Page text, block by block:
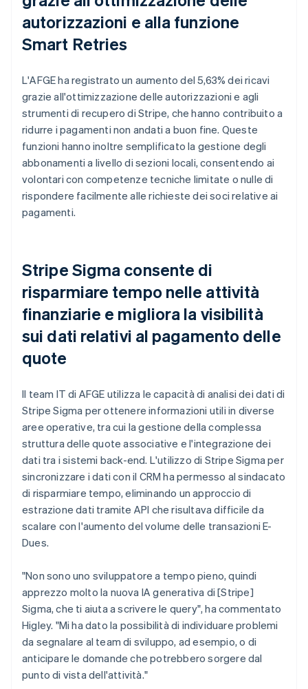
autorizzazioni e alla funzione
Smart Retries
L'AFGE ha registrato un aumento del 5,63% dei ricavi
grazie all'ottimizzazione delle autorizzazioni e agli
strumenti di recupero di Stripe, che hanno contribuito a
ridurre i pagamenti non andati a buon fine. Queste
funzioni hanno inoltre semplificato la gestione degli
abbonamenti a livello di sezioni locali, consentendo ai
volontari con competenze tecniche limitate o nulle di
rispondere facilmente alle richieste dei soci relative ai
pagamenti.
Stripe Sigma consente di
risparmiare tempo nelle attività
finanziarie e migliora la visibilità
sui dati relativi al pagamento delle
quote
Il team IT di AFGE utilizza le capacità di analisi dei dati di
Stripe Sigma per ottenere informazioni utili in diverse
aree operative, tra cui la gestione della complessa
struttura delle quote associative e l'integrazione dei
dati tra i sistemi back-end. L'utilizzo di Stripe Sigma per
sincronizzare i dati con il CRM ha permesso al sindacato
di risparmiare tempo, eliminando un approccio di
estrazione dati tramite API che risultava difficile da
scalare con l'aumento del volume delle transazioni E-
Dues.
"Non sono uno sviluppatore a tempo pieno, quindi
apprezzo molto la nuova IA generativa di [Stripe]
Sigma, che ti aiuta a scrivere le query", ha commentato
Higley. "Mi ha dato la possibilità di individuare problemi
da segnalare al team di sviluppo, ad esempio, o di
anticipare le domande che potrebbero sorgere dal
punto di vista dell'attività."